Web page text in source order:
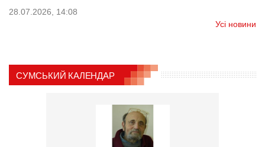
28.07.2026, 14:08
Усі новини
СУМСЬКИЙ КАЛЕНДАР